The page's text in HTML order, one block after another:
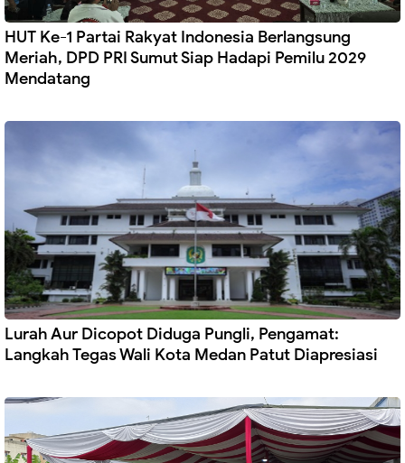
HUT Ke-1 Partai Rakyat Indonesia Berlangsung
Meriah, DPD PRI Sumut Siap Hadapi Pemilu 2029
Mendatang
Lurah Aur Dicopot Diduga Pungli, Pengamat:
Langkah Tegas Wali Kota Medan Patut Diapresiasi